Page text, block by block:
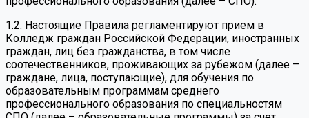
1.2. Настоящие Правила регламентируют прием в
Колледж граждан Российской Федерации, иностранных
граждан, лиц без гражданства, в том числе
соотечественников, проживающих за рубежом (далее –
граждане, лица, поступающие), для обучения по
образовательным программам среднего
профессионального образования по специальностям